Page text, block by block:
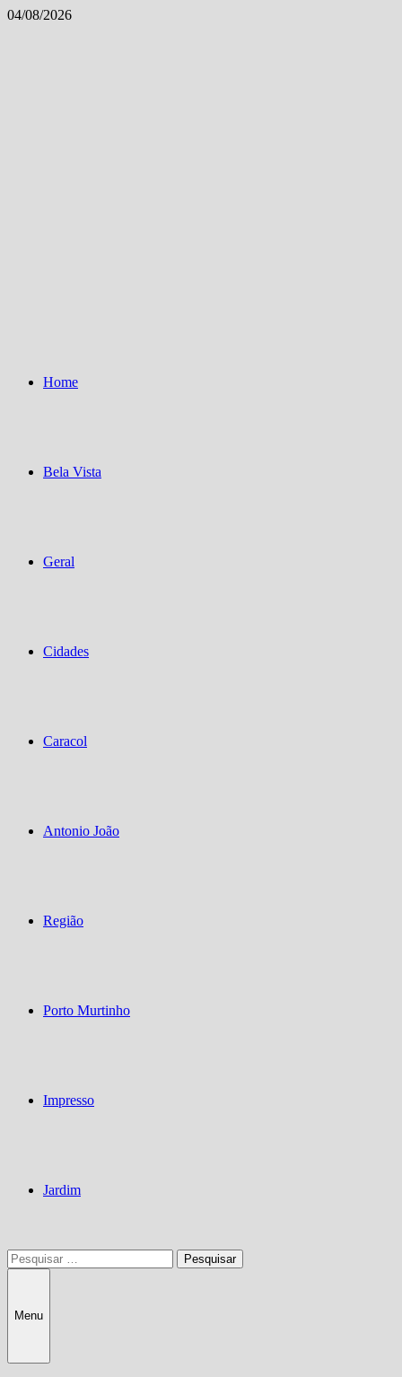
Skip
04/08/2026
Home
Bela Vista
Geral
Cidades
Caracol
Antonio João
Região
Porto Murtinho
Impresso
Jardim
Pesquisar
por:
Menu